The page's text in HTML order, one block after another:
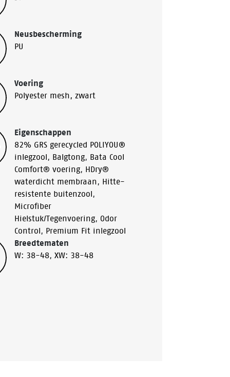
Neusbescherming
PU
Voering
Polyester mesh, zwart
Eigenschappen
82% GRS gerecycled POLIYOU®
inlegzool, Balgtong, Bata Cool
Comfort® voering, HDry®
waterdicht membraan, Hitte-
resistente buitenzool,
Microfiber
Hielstuk/Tegenvoering, Odor
Control, Premium Fit inlegzool
Breedtematen
W: 38-48, XW: 38-48